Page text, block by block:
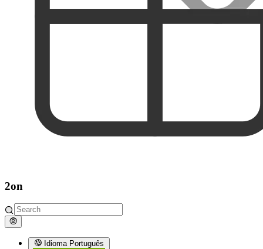
2on
Idioma Português